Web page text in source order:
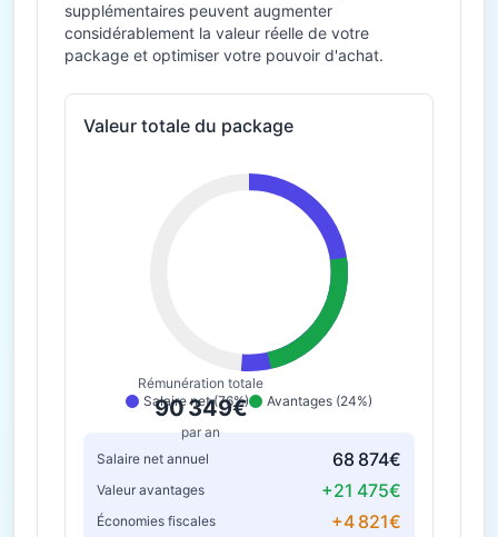
supplémentaires peuvent augmenter
considérablement la valeur réelle de votre
package et optimiser votre pouvoir d'achat.
Valeur totale du package
Rémunération totale
90 349€
par an
Salaire net (76%) Avantages (24%)
Salaire net annuel 68 874€
Valeur avantages +21 475€
Économies fiscales +4 821€